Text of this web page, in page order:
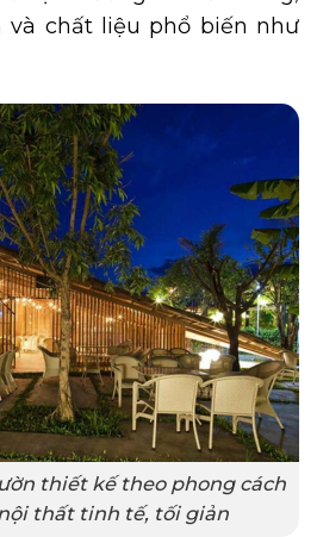
và chất liệu phổ biến như
thiết kế theo phong cách
thất tinh tế, tối giản